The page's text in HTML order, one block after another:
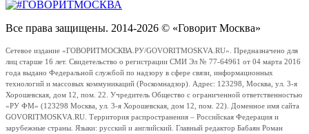
Все права защищены. 2014-2026 © «Говорит Москва»
Сетевое издание «ГОВОРИТМОСКВА.РУ/GOVORITMOSKVA.RU». Предназначено для
лиц старше 16 лет. Свидетельство о регистрации СМИ Эл № 77-64961 от 04 марта 2016
года выдано Федеральной службой по надзору в сфере связи, информационных
технологий и массовых коммуникаций (Роскомнадзор). Адрес: 123298, Москва, ул. 3-я
Хорошевская, дом 12, пом. 22. Учредитель Общество с ограниченной ответственностью
«РУ ФМ» (123298 Москва, ул. 3-я Хорошевская, дом 12, пом. 22). Доменное имя сайта
GOVORITMOSKVA.RU. Территория распространения – Российская Федерация и
зарубежные страны. Языки: русский и английский. Главный редактор Бабаян Роман